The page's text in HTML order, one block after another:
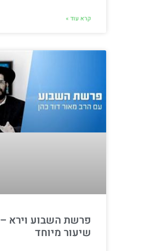
קרא עוד »
פרשת השבוע וירא –
שיעור מיוחד